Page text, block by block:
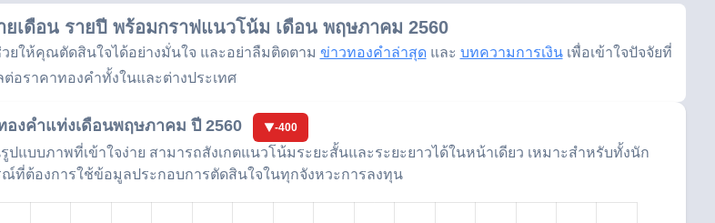
ยเดือน รายปี พร้อมกราฟแนวโน้ม เดือน พฤษภาคม 2560
ให้คุณตัดสินใจได้อย่างมั่นใจ และอย่าลืมติดตาม ข่าวทองคำล่าสุด และ บทความการเงิน เพื่อเข้าใจปัจจัยที่
ต่อราคาทองคำทั้งในและต่างประเทศ
องคำแท่งเดือนพฤษภาคม ปี 2560 -400
แบบภาพที่เข้าใจง่าย สามารถสังเกตแนวโน้มระยะสั้นและระยะยาวได้ในหน้าเดียว เหมาะสำหรับทั้งนัก
ที่ต้องการใช้ข้อมูลประกอบการตัดสินใจในทุกจังหวะการลงทุน